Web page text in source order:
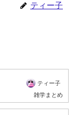
ティー子
ティー子
雑学まとめ